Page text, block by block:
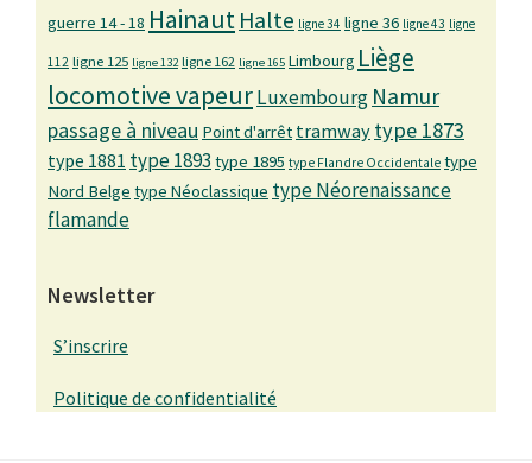
guerre 14 - 18 Hainaut Halte ligne 34 ligne 36 ligne 43 ligne
112 ligne 125 ligne 132 ligne 162 ligne 165 Limbourg Liège
locomotive vapeurLuxembourg Namur
passage à niveau Point d'arrêt tramway type 1873
type 1881 type 1893 type 1895 type Flandre Occidentale type
Nord Belge type Néoclassique type Néorenaissance
flamande
Newsletter
S’inscrire
Politique de confidentialité